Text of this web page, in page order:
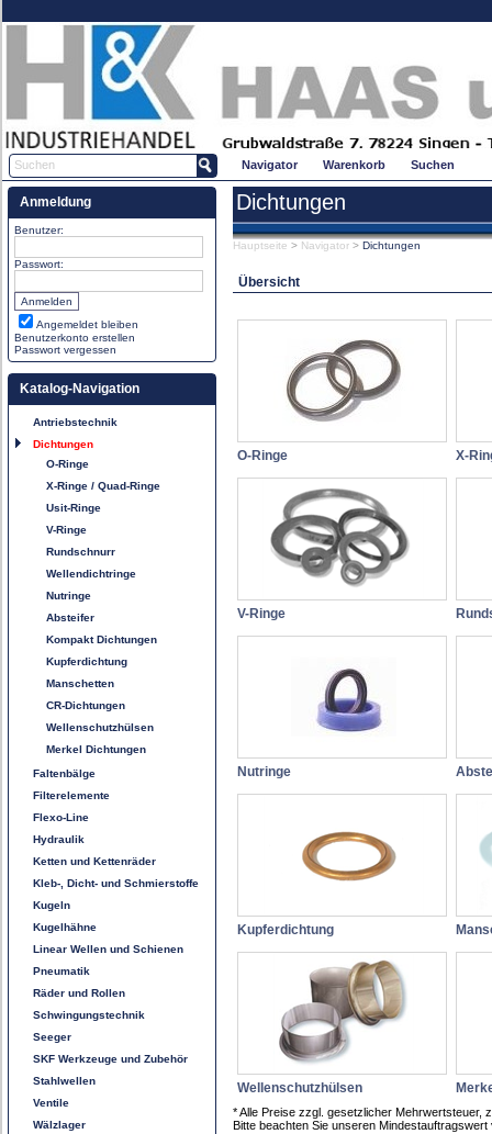
Navigator Warenkorb Suchen
Anmeldung
Benutzer:
Passwort:
Angemeldet bleiben
Benutzerkonto erstellen
Passwort vergessen
Katalog-Navigation
Antriebstechnik
Dichtungen
O-Ringe
X-Ringe / Quad-Ringe
Usit-Ringe
V-Ringe
Rundschnurr
Wellendichtringe
Nutringe
Absteifer
Kompakt Dichtungen
Kupferdichtung
Manschetten
CR-Dichtungen
Wellenschutzhülsen
Merkel Dichtungen
Faltenbälge
Filterelemente
Flexo-Line
Hydraulik
Ketten und Kettenräder
Kleb-, Dicht- und Schmierstoffe
Kugeln
Kugelhähne
Linear Wellen und Schienen
Pneumatik
Räder und Rollen
Schwingungstechnik
Seeger
SKF Werkzeuge und Zubehör
Stahlwellen
Ventile
Wälzlager
Dichtungen
Hauptseite > Navigator > Dichtungen
Übersicht
O-Ringe X-
V-Ringe
Nutringe
Kupferdichtung
Wellenschutzhülsen
* Alle Preise zzgl. gesetzlicher Mehrwertsteuer,
Bitte beachten Sie unseren Mindestauftragswert